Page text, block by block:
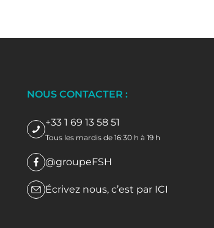
NOUS CONTACTER :
+33 1 69 13 58 51
Tous les mardis de 16:30 h à 19 h
@groupeFSH
Écrivez nous, c’est par ICI